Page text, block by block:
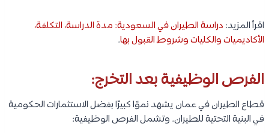
اقرأ المزيد: دراسة الطيران في السعودية: مدة الدراسة، التكلفة،
الأكاديميات والكليات وشروط القبول بها.
الفرص الوظيفية بعد التخرج:
قطاع الطيران في عمان يشهد نموًا كبيرًا بفضل الاستثمارات الحكومية
في البنية التحتية للطيران. وتشمل الفرص الوظيفية: